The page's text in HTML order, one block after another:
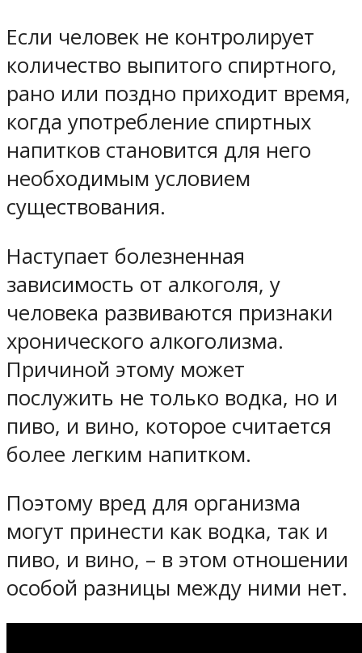
Если человек не контролирует
количество выпитого спиртного,
рано или поздно приходит время,
когда употребление спиртных
напитков становится для него
необходимым условием
существования.
Наступает болезненная
зависимость от алкоголя, у
человека развиваются признаки
хронического алкоголизма.
Причиной этому может
послужить не только водка, но и
пиво, и вино, которое считается
более легким напитком.
Поэтому вред для организма
могут принести как водка, так и
пиво, и вино, – в этом отношении
особой разницы между ними нет.